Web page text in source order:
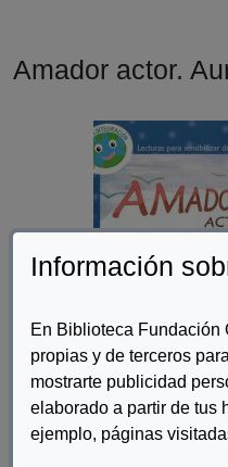
Información
En Biblioteca
propias y de terceros
mostrarte publicidad
elaborado a partir de tus
ejemplo, páginas
Amador actor.